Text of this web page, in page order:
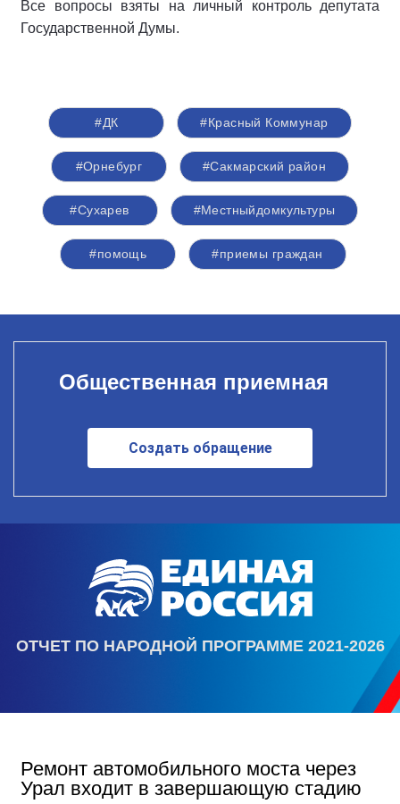
Все вопросы взяты на личный контроль депутата
Государственной Думы.
#ДК #Красный Коммунар
#Орнебург #Сакмарский район
#Сухарев #Местныйдомкультуры
#помощь #приемы граждан
Общественная приемная
Создать обращение
ОТЧЕТ ПО НАРОДНОЙ ПРОГРАММЕ 2021-2026
Ремонт автомобильного моста через
Урал входит в завершающую стадию